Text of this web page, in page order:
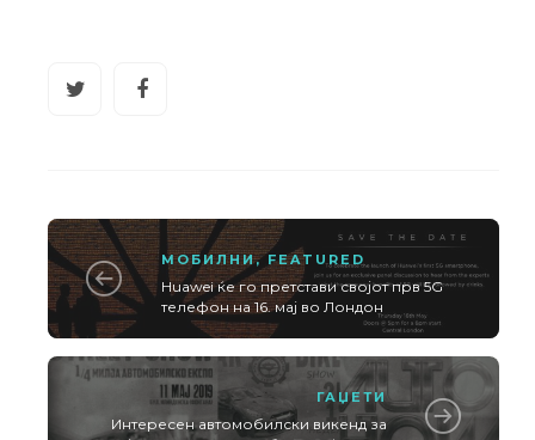
МОБИЛНИ, FEATURED
Huawei ќе го претстави својот прв 5G
телефон на 16. мај во Лондон
ГАЏЕТИ
Интересен автомобилски викенд за